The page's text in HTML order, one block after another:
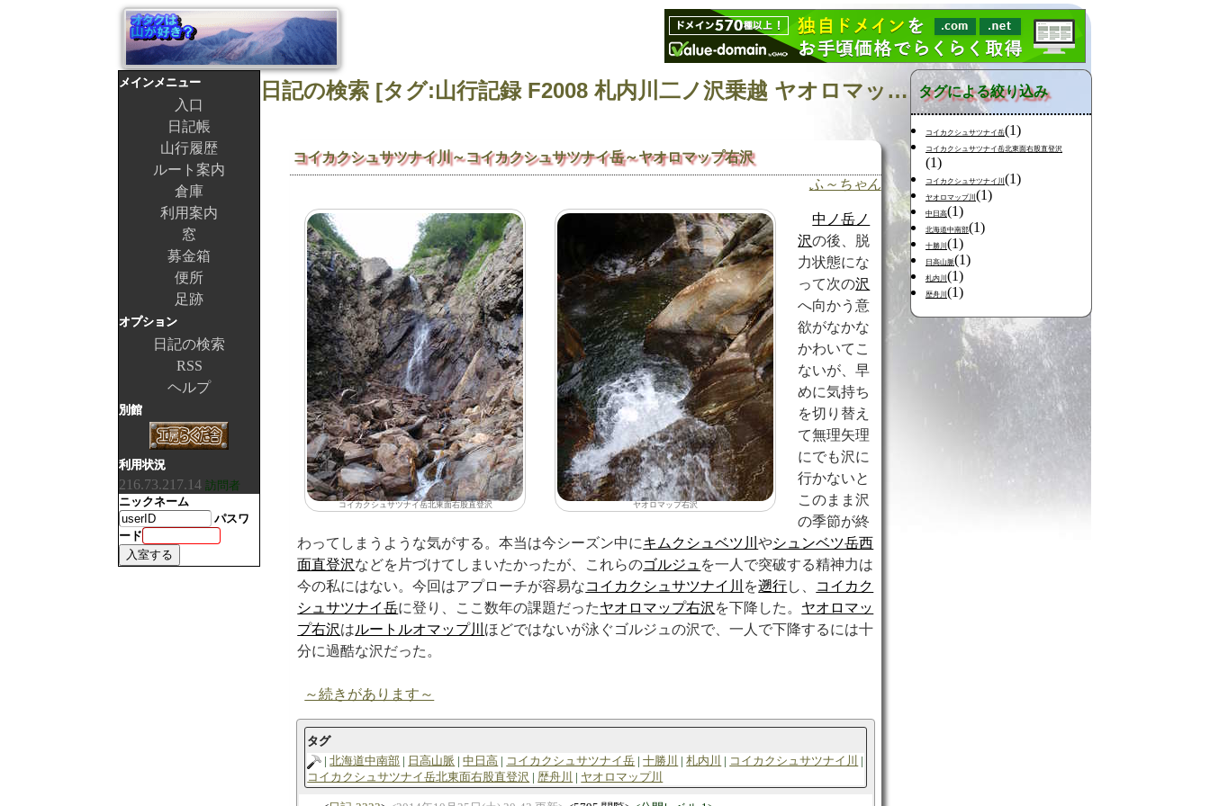
日記の検索 [タグ:山行記録 F2008 札内川二ノ沢乗越 ヤオロマップ右沢] 01～01(01件中)
コイカクシュサツナイ川～コイカクシュサツナイ岳～ヤオロマップ右沢
ふ～ちゃん
コイカクシュサツナイ岳北東面右股直登沢 ヤオロマップ右沢
中ノ岳ノ
沢の後、脱
力状態にな
って次の沢
へ向かう意
欲がなかな
かわいてこ
ないが、早
めに気持ち
を切り替え
て無理矢理
にでも沢に
行かないと
このまま沢
の季節が終
わってしまうような気がする。本当は今シーズン中にキムクシュベツ川やシュンベツ岳西
面直登沢などを片づけてしまいたかったが、これらのゴルジュ を一人で突破する精神力は
今の私にはない。今回はアプローチが容易なコイカクシュサツナイ川 を遡行し、
コイカク
シュサツナイ岳に登り、ここ数年の課題だったヤオロマップ右沢 を下降した。 ヤオロマッ
プ右沢はルートルオマップ川 ほどではないが泳ぐゴルジュの沢で、一人で下降するには十
分に過酷な沢だった。
～続きがあります～
タグ
北海道中南部
日高山脈 中日高 コイカクシュサツナイ岳 十勝川 札内川
コイカクシュサツナイ川
コイカクシュサツナイ岳北東面右股直登沢
歴舟川 ヤオロマップ川
タグによる絞り込み
コイカクシュサツナイ岳(1)
コイカクシュサツナイ岳北東面右股直登沢
(1)
コイカクシュサツナイ川 (1)
ヤオロマップ川 (1)
中日高(1)
北海道中南部(1)
十勝川 (1)
日高山脈(1)
札内川 (1)
歴舟川 (1)
メインメニュー
入口
日記帳
山行履歴
ルート案内
倉庫
利用案内
窓
募金箱
便所
足跡
オプション
日記の検索
RSS
ヘルプ
別館
利用状況
216.73.217.14 訪問者
ニックネーム
パスワ
ード